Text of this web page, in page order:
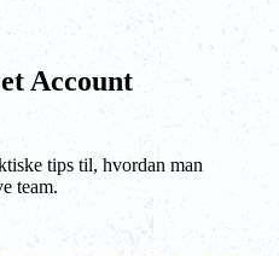
Account
tips til, hvordan man
team.